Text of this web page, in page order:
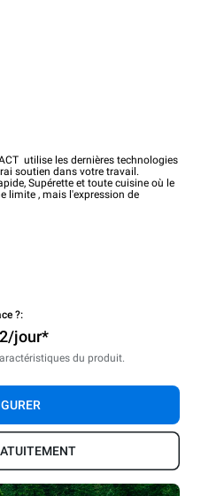
utilise les dernières technologies
soutien dans votre travail.
Supérette et toute cuisine où le
limite , mais l'expression de
?:
jour*
du produit.